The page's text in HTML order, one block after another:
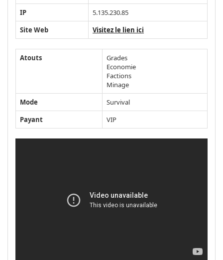
IP
5.135.230.85
Site Web
Visitez le lien ici
Atouts
Grades
Economie
Factions
Minage
Mode
Survival
Payant
VIP